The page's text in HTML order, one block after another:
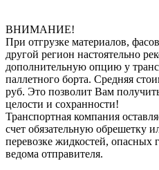
ВНИМАНИЕ!
При отгрузке материалов,
другой регион настоятельно
дополнительную опцию у
паллетного борта. Средняя
руб. Это позволит Вам
целости и сохранности!
Транспортная компания
счет обязательную обрешетку
перевозке жидкостей, опасных
ведома отправителя.